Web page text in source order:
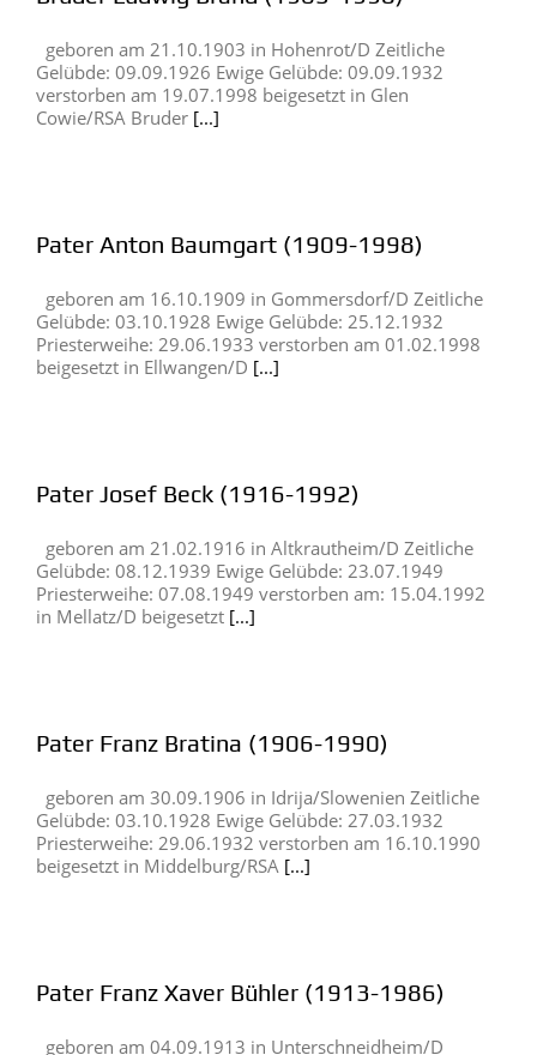
geboren am 21.10.1903 in Hohenrot/D Zeitliche
Gelübde: 09.09.1926 Ewige Gelübde: 09.09.1932
verstorben am 19.07.1998 beigesetzt in Glen
Cowie/RSA Bruder [...]
Pater Anton Baumgart (1909-1998)
geboren am 16.10.1909 in Gommersdorf/D Zeitliche
Gelübde: 03.10.1928 Ewige Gelübde: 25.12.1932
Priesterweihe: 29.06.1933 verstorben am 01.02.1998
beigesetzt in Ellwangen/D [...]
Pater Josef Beck (1916-1992)
geboren am 21.02.1916 in Altkrautheim/D Zeitliche
Gelübde: 08.12.1939 Ewige Gelübde: 23.07.1949
Priesterweihe: 07.08.1949 verstorben am: 15.04.1992
in Mellatz/D beigesetzt [...]
Pater Franz Bratina (1906-1990)
geboren am 30.09.1906 in Idrija/Slowenien Zeitliche
Gelübde: 03.10.1928 Ewige Gelübde: 27.03.1932
Priesterweihe: 29.06.1932 verstorben am 16.10.1990
beigesetzt in Middelburg/RSA [...]
Pater Franz Xaver Bühler (1913-1986)
geboren am 04.09.1913 in Unterschneidheim/D